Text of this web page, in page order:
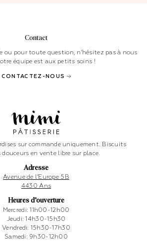
sur commande uniquement. Biscuits
en vente libre sur place.
Adresse
Avenue de l’Europe 5B
4430 Ans
Heures d’ouverture
Mercredi: 11h00-12h00
Jeudi: 14h30-15h30
Vendredi: 15h30-17h30
Samedi: 9h30-12h00
Contact
ou pour toute question, n’hésitez pas à nous
équipe est aux petits soins !
CONTACTEZ-NOUS